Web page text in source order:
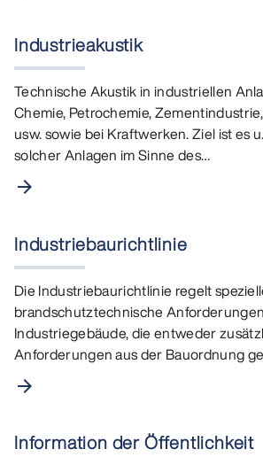
Industrieakustik
Technische Akustik in industriellen
Chemie, Petrochemie,
usw. sowie bei Kraftwerken. Ziel ist es
solcher Anlagen im Sinne des…
arrow_forward
Industriebaurichtlinie
Die Industriebaurichtlinie regelt
brandschutztechnische
Industriegebäude, die entweder
Anforderungen aus der Bauordnung
ergänzen. Hierbei werden die…
arrow_forward
Information der Öffentlichkeit